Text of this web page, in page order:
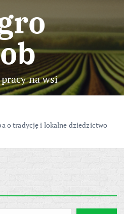
na wsi
o tradycję i lokalne dziedzictwo